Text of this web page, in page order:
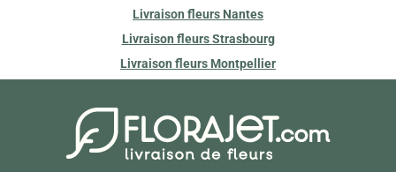
Livraison fleurs Nantes
Livraison fleurs Strasbourg
Livraison fleurs Montpellier